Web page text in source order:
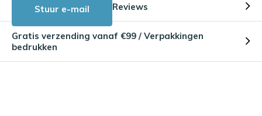
Stuur e-mail Reviews
Gratis verzending vanaf €99 / Verpakkingen
bedrukken